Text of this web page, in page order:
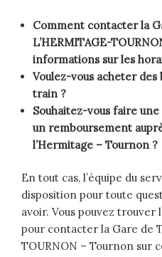
Comment contacter la
L’HERMITAGE-
informations sur les
Voulez-vous acheter
train ?
Souhaitez-vous faire
un remboursement
l’Hermitage – Tournon ?
En tout cas, l’équipe du
disposition pour toute
avoir. Vous pouvez
pour contacter la Gare de
TOURNON – Tournon sur